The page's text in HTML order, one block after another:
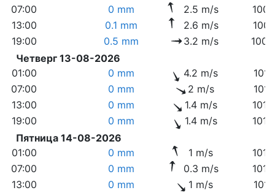
07:00
0 mm 2.5 m/s
13:00
0.1 mm 2.6 m/s
19:00
0.5 mm 3.2 m/s
Четверг 13-08-2026
01:00
0 mm 4.2 m/s
07:00
0 mm 2 m/s
13:00
0 mm 1.4 m/s
19:00
0 mm 1.4 m/s
Пятница 14-08-2026
01:00
0 mm 1 m/s
07:00
0 mm 0.3 m/s
13:00
0 mm 1 m/s